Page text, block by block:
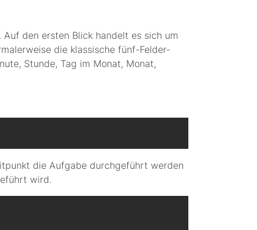
den ersten Blick handelt es sich um
die klassische fünf-Felder-
Stunde, Tag im Monat, Monat,
die Aufgabe durchgeführt werden
wird.